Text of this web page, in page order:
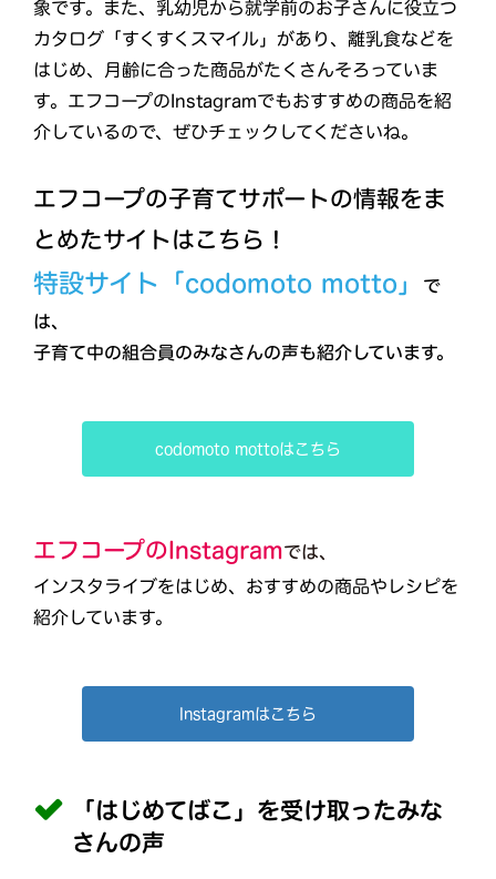
象です。また、乳幼児から就学前のお子さんに役立つ
カタログ「すくすくスマイル」があり、離乳食などを
はじめ、月齢に合った商品がたくさんそろっていま
す。エフコープのInstagramでもおすすめの商品を紹
介しているので、ぜひチェックしてくださいね。
エフコープの子育てサポートの情報をま
とめたサイトはこちら！
特設サイト「codomoto motto」 で
は、
子育て中の組合員のみなさんの声も紹介しています。
codomoto mottoはこちら
エフコープのInstagramでは、
インスタライブをはじめ、おすすめの商品やレシピを
紹介しています。
Instagramはこちら
「はじめてばこ」を受け取ったみな
さんの声